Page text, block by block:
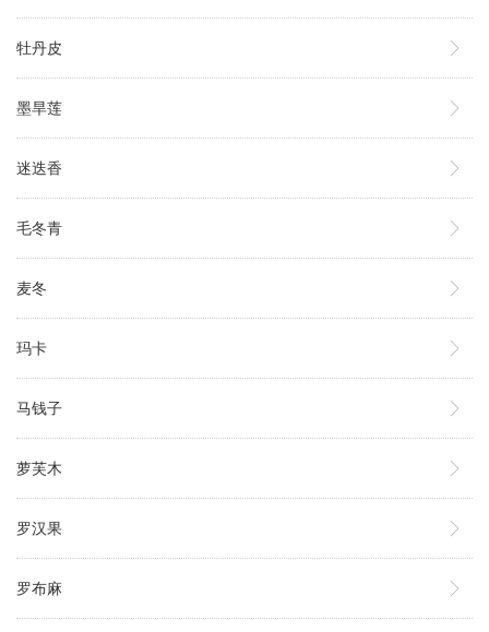
牡丹皮
墨旱莲
迷迭香
毛冬青
麦冬
玛卡
马钱子
萝芙木
罗汉果
罗布麻